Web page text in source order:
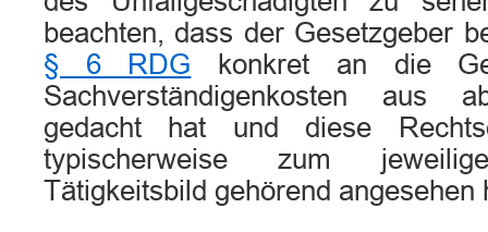
beachten, dass der Gesetzgeber
§ 6 RDG konkret an die
Sachverständigenkosten aus
gedacht hat und diese
typischerweise zum
Tätigkeitsbild gehörend angesehen